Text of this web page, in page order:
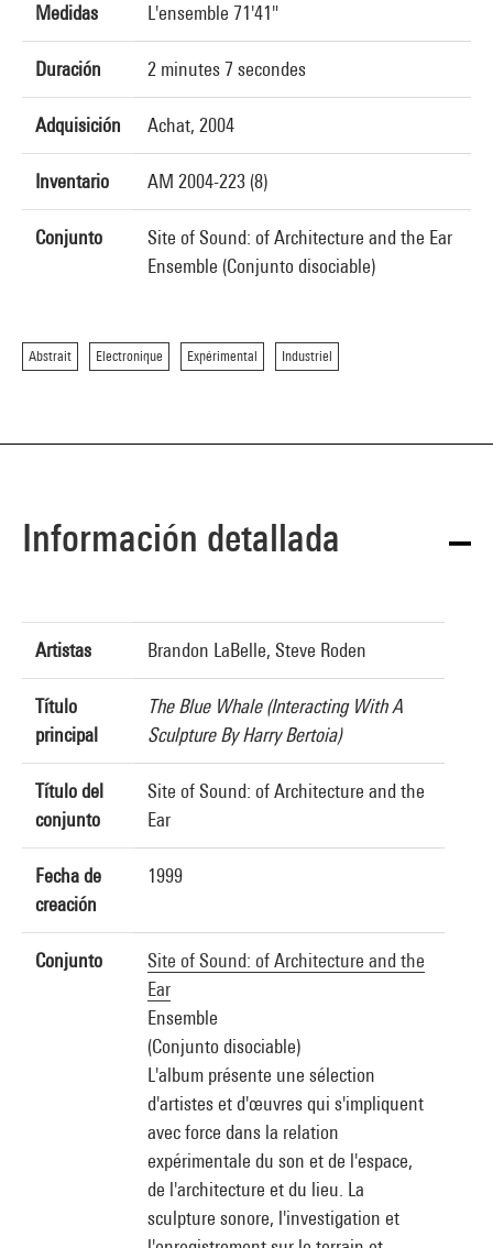
Medidas L'ensemble 71'41"
Duración 2 minutes 7 secondes
Adquisición Achat, 2004
Inventario AM 2004-223 (8)
Conjunto
Site of Sound: of Architecture and the Ear
Ensemble (Conjunto disociable)
Abstrait Electronique Expérimental Industriel
Información detallada
Artistas Brandon LaBelle, Steve Roden
Título
principal
The Blue Whale (Interacting With A
Sculpture By Harry Bertoia)
Título del
conjunto
Site of Sound: of Architecture and the
Ear
Fecha de
creación
1999
Conjunto
Site of Sound: of Architecture and the
Ear
Ensemble
(Conjunto disociable)
L'album présente une sélection
d'artistes et d'œuvres qui s'impliquent
avec force dans la relation
expérimentale du son et de l'espace,
de l'architecture et du lieu. La
sculpture sonore, l'investigation et